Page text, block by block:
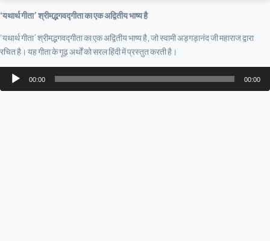
‘यथार्थ गीता’ श्रीमद्भगवद्गीता का एक अद्वितीय भाष्य है
‘यथार्थ गीता’ श्रीमद्भगवद्गीता का एक अद्वितीय भाष्य है, जो स्वामी अड़गड़ानंद जी महाराज द्वारा
रचित है। यह गीता के गूढ़ अर्थों को सरल हिंदी में प्रस्तुत करती है।
Audio
Player
00:00 00:00